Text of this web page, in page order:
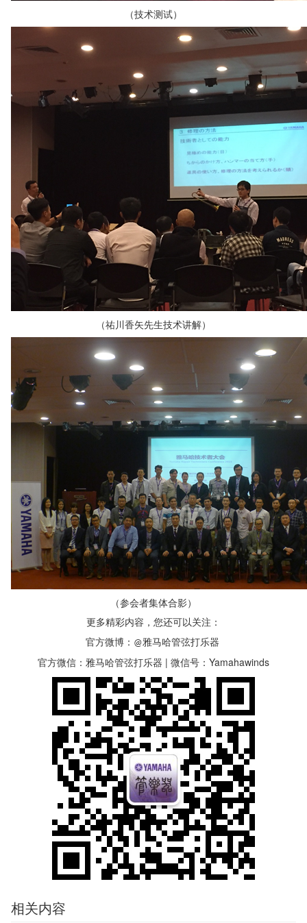
（技术测试）
（祐川香矢先生技术讲解）
（参会者集体合影）
更多精彩内容，您还可以关注：
官方微博： @雅马哈管弦打乐器
官方微信：雅马哈管弦打乐器 | 微信号：Yamahawinds
相关内容